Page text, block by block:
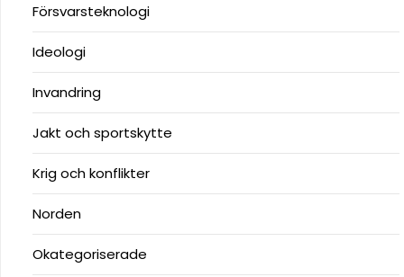
Försvarsteknologi
Ideologi
Invandring
Jakt och sportskytte
Krig och konflikter
Norden
Okategoriserade